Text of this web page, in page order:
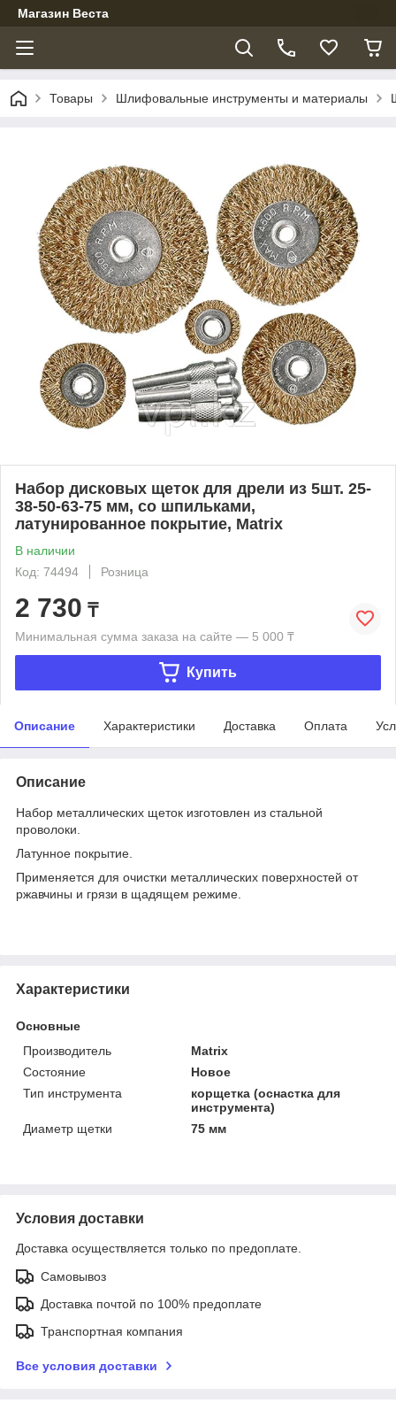
Магазин Веста
Товары Шлифовальные инструменты и материалы
Набор дисковых щеток для дрели из 5шт. 25-
38-50-63-75 мм, со шпильками,
латунированное покрытие, Matrix
В наличии
Код: 74494
Розница
2 730 ₸
Минимальная сумма заказа на сайте — 5 000 ₸
Купить
Описание Характеристики Доставка Оплата
Описание
Набор металлических щеток изготовлен из стальной
проволоки.
Латунное покрытие.
Применяется для очистки металлических поверхностей от
ржавчины и грязи в щадящем режиме.
Характеристики
Основные
Производитель
Matrix
Состояние
Новое
Тип инструмента
корщетка (оснастка для
инструмента)
Диаметр щетки
75 мм
Условия доставки
Доставка осуществляется только по предоплате.
Самовывоз
Доставка почтой по 100% предоплате
Транспортная компания
Все условия доставки